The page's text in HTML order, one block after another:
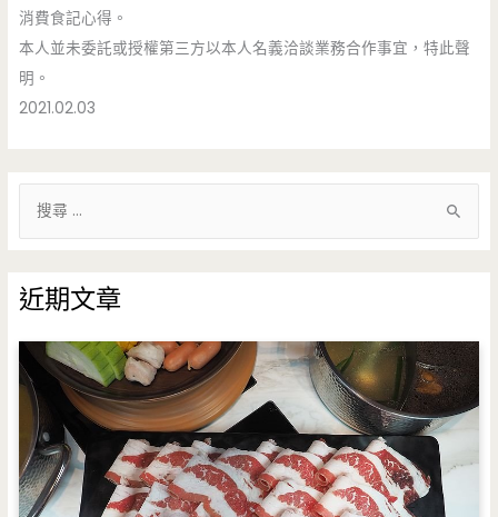
消費食記心得。
本人並未委託或授權第三方以本人名義洽談業務合作事宜，特此聲
明。
2021.02.03
鍵
字
:
近期文章